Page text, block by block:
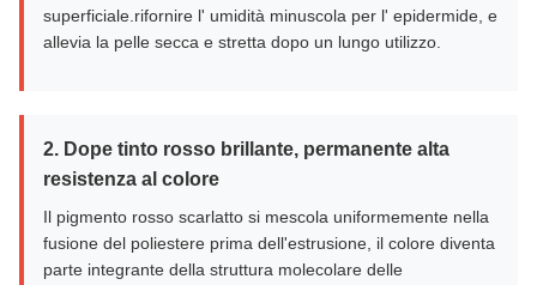
superficiale.rifornire l' umidità minuscola per l' epidermide, e
allevia la pelle secca e stretta dopo un lungo utilizzo.
2. Dope tinto rosso brillante, permanente alta
resistenza al colore
Il pigmento rosso scarlatto si mescola uniformemente nella
fusione del poliestere prima dell'estrusione, il colore diventa
parte integrante della struttura molecolare delle